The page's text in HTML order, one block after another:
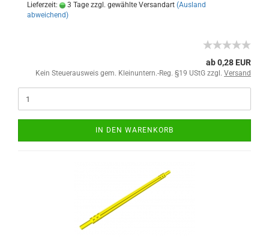
Lieferzeit:
3 Tage zzgl. gewählte Versandart (Ausland
abweichend)
ab 0,28 EUR
Kein Steuerausweis gem. Kleinuntern.-Reg. §19 UStG zzgl. Versand
IN DEN WARENKORB